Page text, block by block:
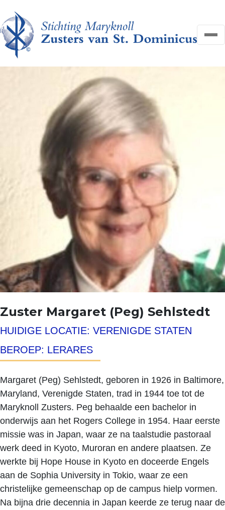
OVER ONS
NIEUWS
HELP MEE
FAQ
CONTACT
Search
for:
Zoeken
Search
DONEER
Zuster Margaret (Peg) Sehlstedt
HUIDIGE LOCATIE: VERENIGDE STATEN
BEROEP: LERARES
Margaret (Peg) Sehlstedt, geboren in 1926 in Baltimore,
Maryland, Verenigde Staten, trad in 1944 toe tot de
Maryknoll Zusters. Peg behaalde een bachelor in
onderwijs aan het Rogers College in 1954. Haar eerste
missie was in Japan, waar ze na taalstudie pastoraal
werk deed in Kyoto, Muroran en andere plaatsen. Ze
werkte bij Hope House in Kyoto en doceerde Engels
aan de Sophia University in Tokio, waar ze een
christelijke gemeenschap op de campus hielp vormen.
Na bijna drie decennia in Japan keerde ze terug naar de